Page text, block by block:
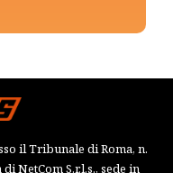
il Tribunale di Roma, n.
NetCom S.r.l.s., sede in